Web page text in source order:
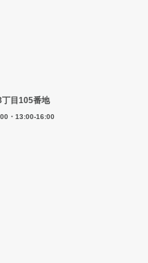
目105番地
・13:00-16:00